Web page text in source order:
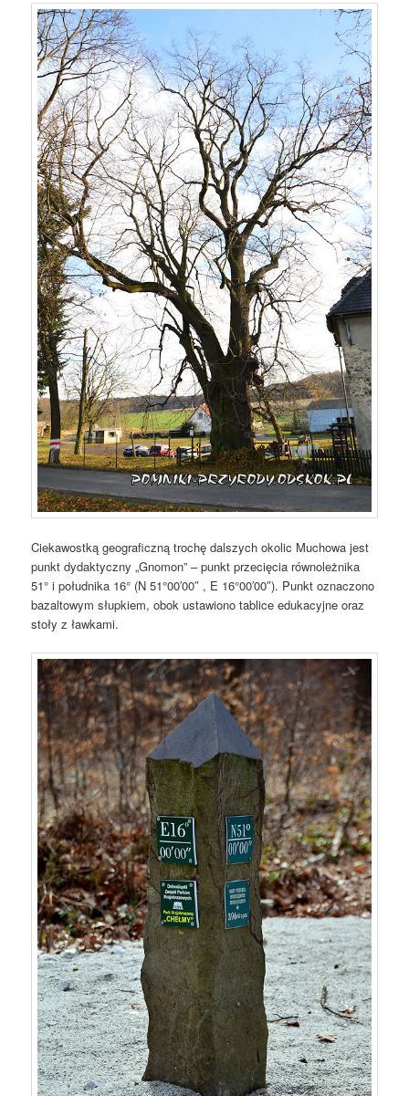
Ciekawostką geograficzną trochę dalszych okolic Muchowa jest
punkt dydaktyczny „Gnomon” – punkt przecięcia równoleżnika
51° i południka 16° (N 51°00′00″ , E 16°00′00″). Punkt oznaczono
bazaltowym słupkiem, obok ustawiono tablice edukacyjne oraz
stoły z ławkami.